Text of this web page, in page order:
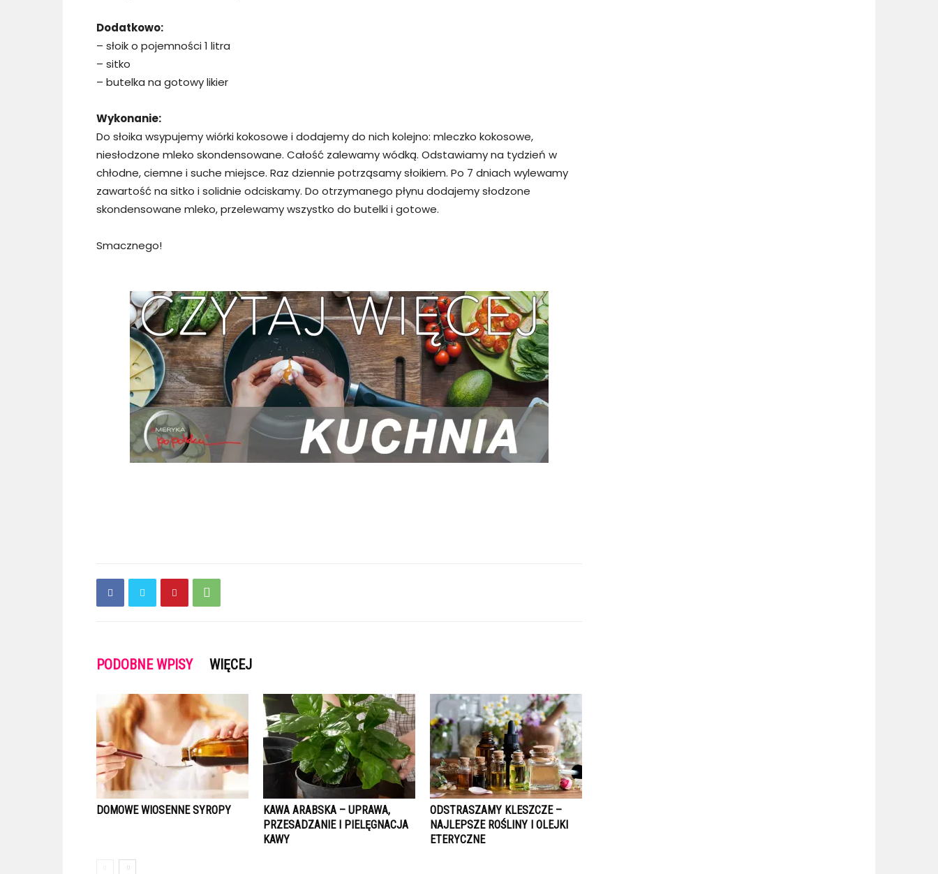
Dodatkowo:
– słoik o pojemności 1 litra
– sitko
– butelka na gotowy likier
Wykonanie:
Do słoika wsypujemy wiórki kokosowe i dodajemy do nich kolejno: mleczko kokosowe,
niesłodzone mleko skondensowane. Całość zalewamy wódką. Odstawiamy na tydzień w
chłodne, ciemne i suche miejsce. Raz dziennie potrząsamy słoikiem. Po 7 dniach wylewamy
zawartość na sitko i solidnie odciskamy. Do otrzymanego płynu dodajemy słodzone
skondensowane mleko, przelewamy wszystko do butelki i gotowe.
Smacznego!
PODOBNE WPISY WIĘCEJ
DOMOWE WIOSENNE SYROPY
KAWA ARABSKA – UPRAWA,
PRZESADZANIE I PIELĘGNACJA
KAWY
ODSTRASZAMY KLESZCZE –
NAJLEPSZE ROŚLINY I OLEJKI
ETERYCZNE